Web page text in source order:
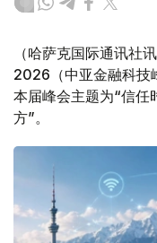
（哈萨克国际通讯社
2026（中亚金融科技
本届峰会主题为“信任
方”。